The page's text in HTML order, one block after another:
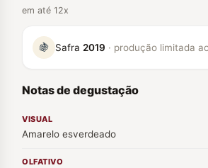
em até 12x
🍇 Safra 2019 · produção limitada
Notas de degustação
VISUAL
Amarelo esverdeado
OLFATIVO